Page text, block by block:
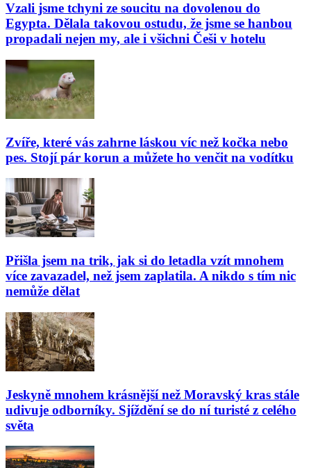
Vzali jsme tchyni ze soucitu na dovolenou do
Egypta. Dělala takovou ostudu, že jsme se hanbou
propadali nejen my, ale i všichni Češi v hotelu
Zvíře, které vás zahrne láskou víc než kočka nebo
pes. Stojí pár korun a můžete ho venčit na vodítku
Přišla jsem na trik, jak si do letadla vzít mnohem
více zavazadel, než jsem zaplatila. A nikdo s tím nic
nemůže dělat
Jeskyně mnohem krásnější než Moravský kras stále
udivuje odborníky. Sjíždění se do ní turisté z celého
světa